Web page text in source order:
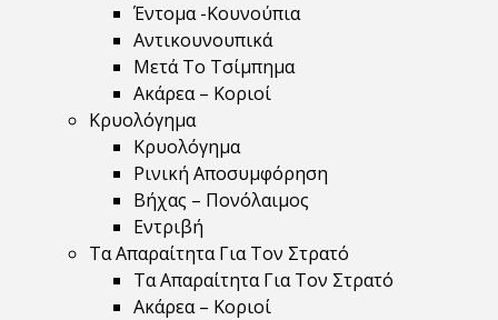
Έντομα -Κουνούπια
Αντικουνουπικά
Μετά Το Τσίμπημα
Ακάρεα – Κοριοί
Κρυολόγημα
Κρυολόγημα
Ρινική Αποσυμφόρηση
Βήχας – Πονόλαιμος
Εντριβή
Τα Απαραίτητα Για Τον Στρατό
Τα Απαραίτητα Για Τον Στρατό
Ακάρεα – Κοριοί